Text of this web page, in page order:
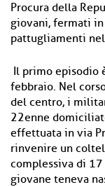
Procura della
giovani, fermati
pattugliamenti
Il primo episodio
febbraio. Nel
del centro, i
22enne
effettuata in via
rinvenire un
complessiva di
giovane teneva